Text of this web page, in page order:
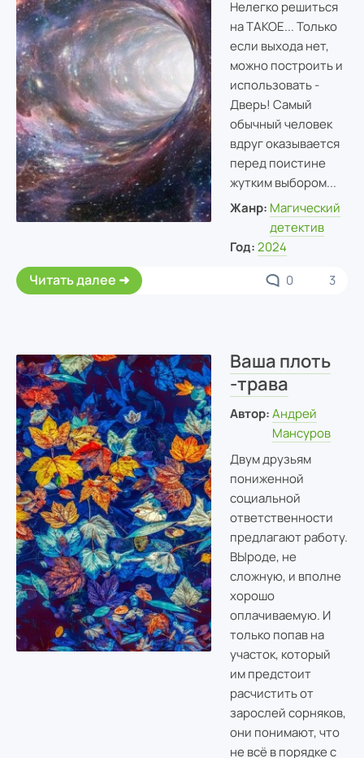
Нелегко решиться
на ТАКОЕ... Только
если выхода нет,
можно построить и
использовать -
Дверь! Самый
обычный человек
вдруг оказывается
перед поистине
жутким выбором...
Жанр: Магический
детектив
Год: 2024
Читать далее 0 3
Ваша плоть
-трава
Автор: Андрей
Мансуров
Двум друзьям
пониженной
социальной
ответственности
предлагают работу.
ВЫроде, не
сложную, и вполне
хорошо
оплачиваемую. И
только попав на
участок, который
им предстоит
расчистить от
зарослей сорняков,
они понимают, что
не всё в порядке с